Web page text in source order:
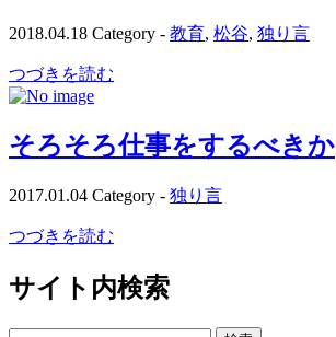
2018.04.18 Category - 教育, 松谷, 独り言
つづきを読む
そろそろ仕事をするべきか
2017.01.04 Category - 独り言
つづきを読む
サイト内検索